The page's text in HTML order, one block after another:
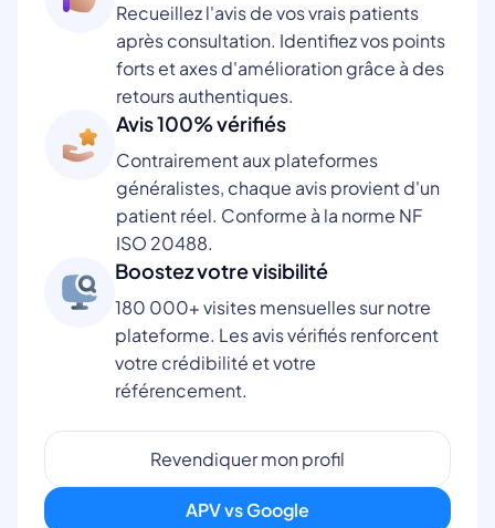
Recueillez l'avis de vos vrais patients
après consultation. Identifiez vos points
forts et axes d'amélioration grâce à des
retours authentiques.
Avis 100% vérifiés
Contrairement aux plateformes
généralistes, chaque avis provient d'un
patient réel. Conforme à la norme NF
ISO 20488.
Boostez votre visibilité
180 000+ visites mensuelles sur notre
plateforme. Les avis vérifiés renforcent
votre crédibilité et votre
référencement.
Revendiquer mon profil
APV vs Google